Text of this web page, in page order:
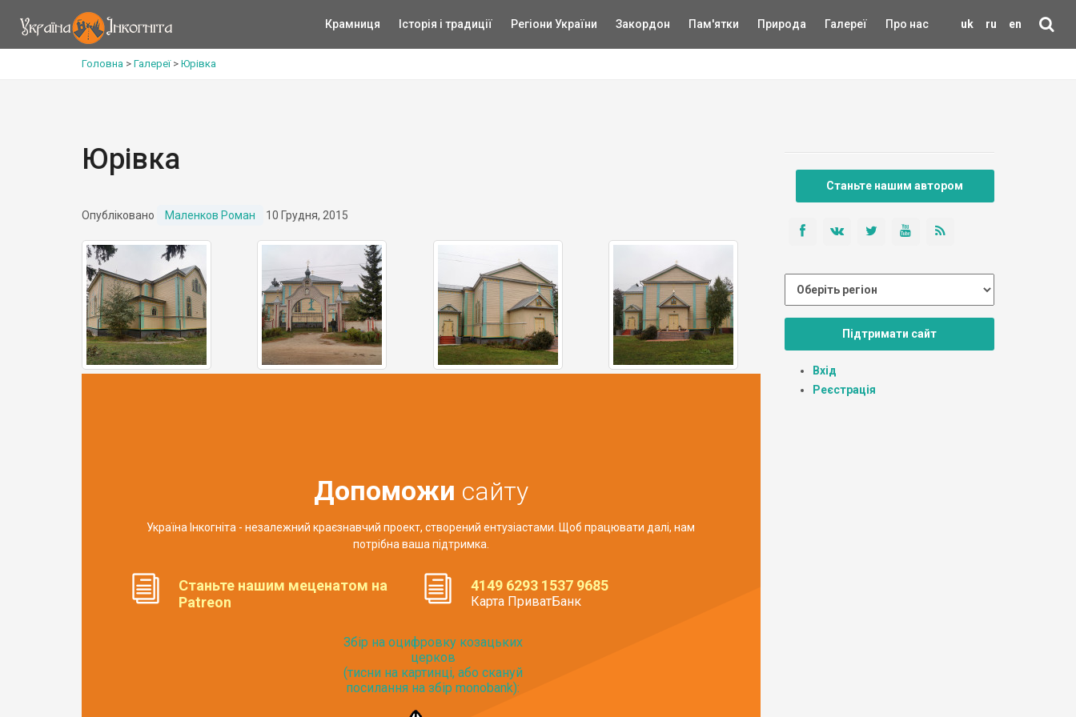
uk ru en
Крамниця Історія і традиції Регіони України Закордон Пам'ятки Природа Галереї Про нас
Головна > Галереї> Юрівка
Юрівка
Опубліковано Маленков Роман 10 Грудня, 2015
Допоможи сайту
Україна Інкогніта - незалежний краєзнавчий проект, створений ентузіастами. Щоб працювати далі, нам
потрібна ваша підтримка.
Станьте нашим меценатом на
Patreon
4149 6293 1537 9685
Карта ПриватБанк
Збір на оцифровку козацьких
церков
(тисни на картинці, або скануй
посилання на збір monobank):
Станьте нашим автором
Підтримати сайт
Вхід
Реєстрація